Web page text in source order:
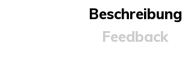
Beschreibung
Feedback